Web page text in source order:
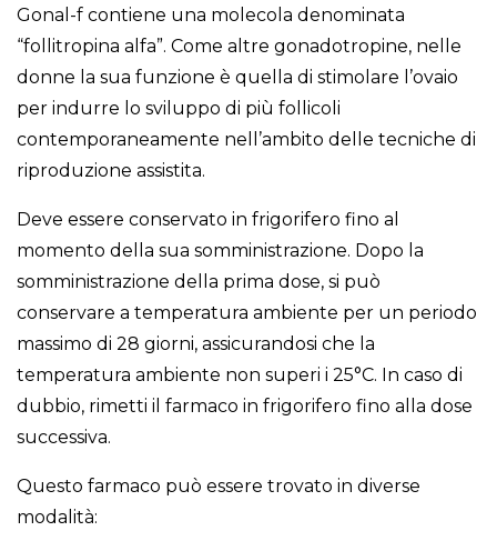
Gonal-f contiene una molecola denominata
“follitropina alfa”. Come altre gonadotropine, nelle
donne la sua funzione è quella di stimolare l’ovaio
per indurre lo sviluppo di più follicoli
contemporaneamente nell’ambito delle tecniche di
riproduzione assistita.
Deve essere conservato in frigorifero fino al
momento della sua somministrazione. Dopo la
somministrazione della prima dose, si può
conservare a temperatura ambiente per un periodo
massimo di 28 giorni, assicurandosi che la
temperatura ambiente non superi i 25°C. In caso di
dubbio, rimetti il ​​farmaco in frigorifero fino alla dose
successiva.
Questo farmaco può essere trovato in diverse
modalità: